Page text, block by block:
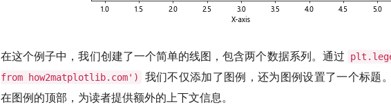
在这个例子中，我们创建了一个简单的线图，包含两个数据系列。通过
from how2matplotlib.com')
我们不仅添加了图例，还为图例设置了一个标题
在图例的顶部，为读者提供额外的上下文信息。